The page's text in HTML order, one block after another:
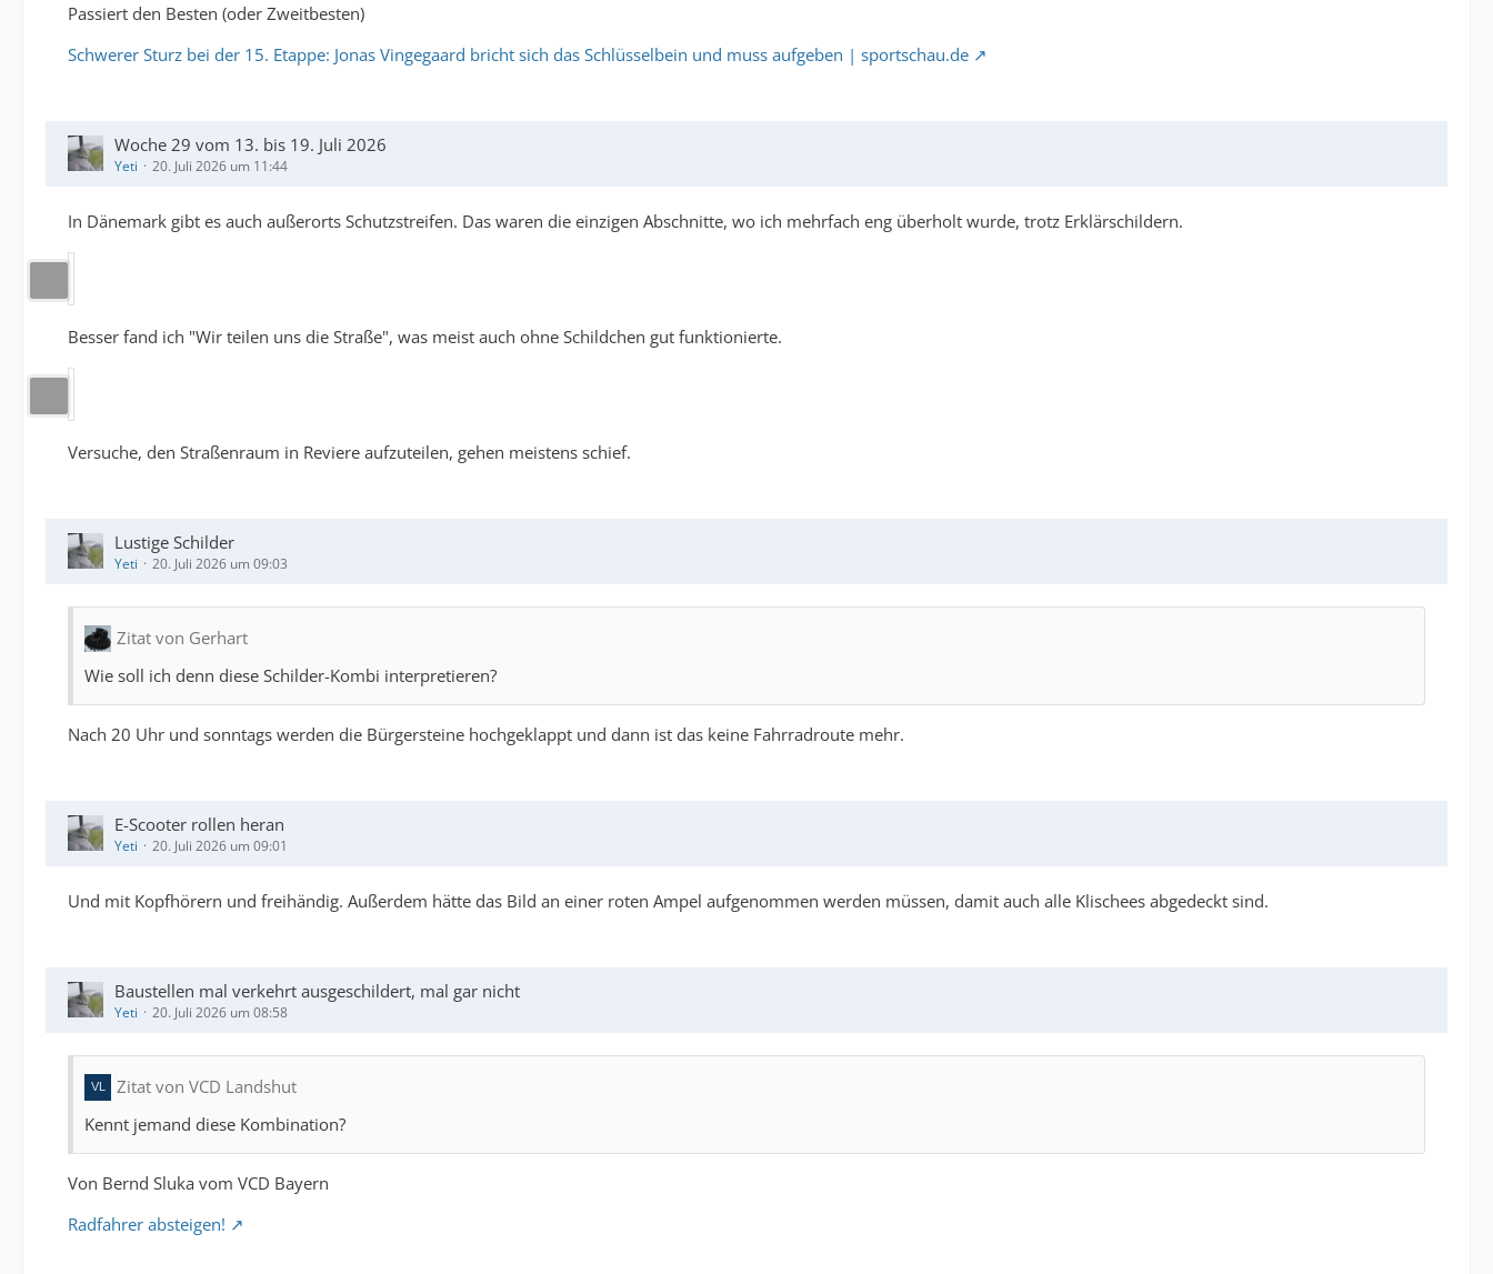
Passiert den Besten (oder Zweitbesten)
Schwerer Sturz bei der 15. Etappe: Jonas Vingegaard bricht sich das Schlüsselbein und muss aufgeben | sportschau.de
Woche 29 vom 13. bis 19. Juli 2026
Yeti 20. Juli 2026 um 11:44
In Dänemark gibt es auch außerorts Schutzstreifen. Das waren die einzigen Abschnitte, wo ich mehrfach eng überholt wurde, trotz Erklärschildern.
Besser fand ich "Wir teilen uns die Straße", was meist auch ohne Schildchen gut funktionierte.
Versuche, den Straßenraum in Reviere aufzuteilen, gehen meistens schief.
Lustige Schilder
Yeti 20. Juli 2026 um 09:03
Zitat von Gerhart
Wie soll ich denn diese Schilder-Kombi interpretieren?
Nach 20 Uhr und sonntags werden die Bürgersteine hochgeklappt und dann ist das keine Fahrradroute mehr.
E-Scooter rollen heran
Yeti 20. Juli 2026 um 09:01
Und mit Kopfhörern und freihändig. Außerdem hätte das Bild an einer roten Ampel aufgenommen werden müssen, damit auch alle Klischees abgedeckt sind.
Baustellen mal verkehrt ausgeschildert, mal gar nicht
Yeti 20. Juli 2026 um 08:58
Zitat von VCD Landshut
Kennt jemand diese Kombination?
Von Bernd Sluka vom VCD Bayern
Radfahrer absteigen!